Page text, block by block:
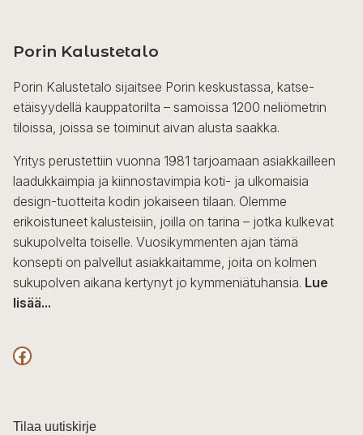
Porin Kalustetalo
Porin Kalustetalo sijaitsee Porin keskustassa, katse-
etäisyydellä kauppatorilta – samoissa 1200 neliömetrin
tiloissa, joissa se toiminut aivan alusta saakka.
Yritys perustettiin vuonna 1981 tarjoamaan asiakkailleen
laadukkaimpia ja kiinnostavimpia koti- ja ulkomaisia
design-tuotteita kodin jokaiseen tilaan. Olemme
erikoistuneet kalusteisiin, joilla on tarina – jotka kulkevat
sukupolvelta toiselle. Vuosikymmenten ajan tämä
konsepti on palvellut asiakkaitamme, joita on kolmen
sukupolven aikana kertynyt jo kymmeniätuhansia. Lue
lisää...
F
c
Tilaa uutiskirje